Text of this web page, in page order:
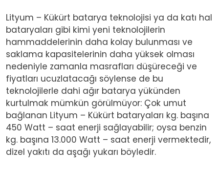
Lityum – Kükürt batarya teknolojisi ya da katı hal
bataryaları gibi kimi yeni teknolojilerin
hammaddelerinin daha kolay bulunması ve
saklama kapasitelerinin daha yüksek olması
nedeniyle zamanla masrafları düşüreceği ve
fiyatları ucuzlatacağı söylense de bu
teknolojilerle dahi ağır batarya yükünden
kurtulmak mümkün görülmüyor: Çok umut
bağlanan Lityum – Kükürt bataryaları kg. başına
450 Watt – saat enerji sağlayabilir; oysa benzin
kg. başına 13.000 Watt – saat enerji vermektedir,
dizel yakıtı da aşağı yukarı böyledir.